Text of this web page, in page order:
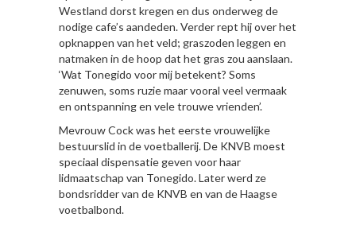
Westland dorst kregen en dus onderweg de
nodige cafe’s aandeden. Verder rept hij over het
opknappen van het veld; graszoden leggen en
natmaken in de hoop dat het gras zou aanslaan.
‘Wat Tonegido voor mij betekent? Soms
zenuwen, soms ruzie maar vooral veel vermaak
en ontspanning en vele trouwe vrienden’.
Mevrouw Cock was het eerste vrouwelijke
bestuurslid in de voetballerij. De KNVB moest
speciaal dispensatie geven voor haar
lidmaatschap van Tonegido. Later werd ze
bondsridder van de KNVB en van de Haagse
voetbalbond.